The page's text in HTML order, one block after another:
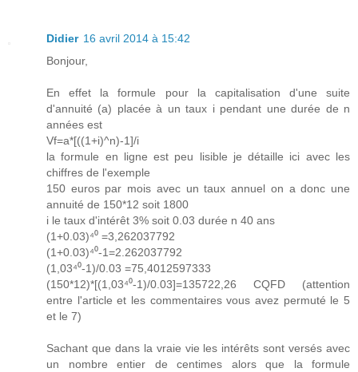
Didier 16 avril 2014 à 15:42
Bonjour,
En effet la formule pour la capitalisation d'une suite
d'annuité (a) placée à un taux i pendant une durée de n
années est
Vf=a*[((1+i)^n)-1]/i
la formule en ligne est peu lisible je détaille ici avec les
chiffres de l'exemple
150 euros par mois avec un taux annuel on a donc une
annuité de 150*12 soit 1800
i le taux d'intérêt 3% soit 0.03 durée n 40 ans
(1+0.03)⁴⁰ =3,262037792
(1+0.03)⁴⁰-1=2.262037792
(1,03⁴⁰-1)/0.03 =75,4012597333
(150*12)*[(1,03⁴⁰-1)/0.03]=135722,26 CQFD (attention
entre l'article et les commentaires vous avez permuté le 5
et le 7)
Sachant que dans la vraie vie les intérêts sont versés avec
un nombre entier de centimes alors que la formule